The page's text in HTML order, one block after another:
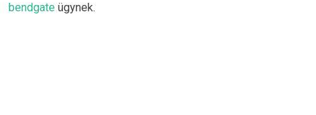
bendgate ügynek.